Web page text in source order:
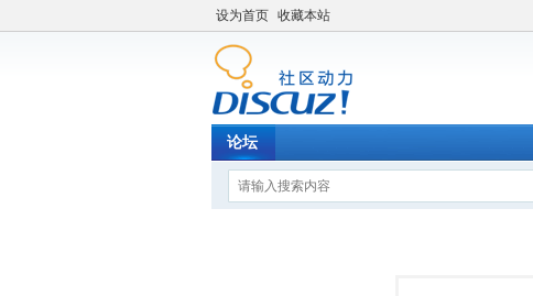
设为首页 收藏本站
论坛